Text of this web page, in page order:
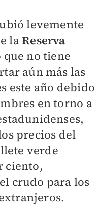
levemente
laReserva
no tiene
aún más las
este año debido
en torno a
precios del
verde
ciento,
crudo para los